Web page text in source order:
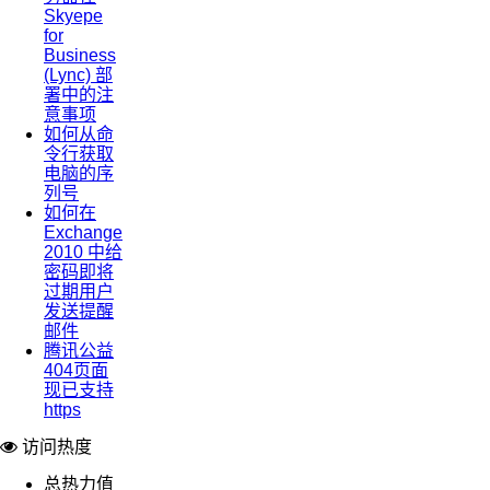
Skyepe
for
Business
(Lync) 部
署中的注
意事项
如何从命
令行获取
电脑的序
列号
如何在
Exchange
2010 中给
密码即将
过期用户
发送提醒
邮件
腾讯公益
404页面
现已支持
https
访问热度
总热力值